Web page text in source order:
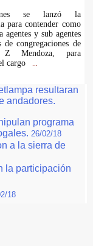
se lanzó la
para contender como
agentes y sub agentes
de congregaciones de
Z Mendoza, para
cargo
resultaran
andadores.
programa
26/02/18
a la sierra de
la participación
18